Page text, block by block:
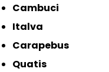
Cambuci
Italva
Carapebus
Quatis